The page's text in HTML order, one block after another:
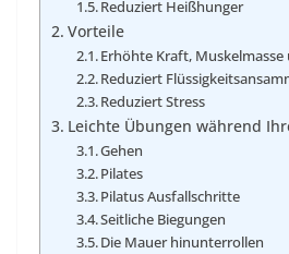
Reduziert Heißhunger
Vorteile
Erhöhte Kraft, Muskelmasse
Reduziert
Reduziert Stress
Leichte Übungen während
Gehen
Pilates
Pilatus Ausfallschritte
Seitliche Biegungen
Die Mauer hinunterrollen